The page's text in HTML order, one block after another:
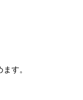
す。